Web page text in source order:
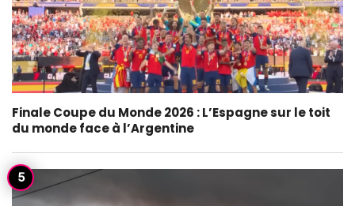
Finale Coupe du Monde 2026 : L’Espagne sur le toit
du monde face à l’Argentine